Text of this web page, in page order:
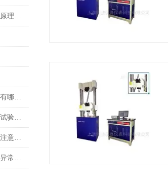
液压万能材料试验机的核心原理是什么？
高速冲击试验机在使用时，有哪些注意的地方
哪些原因会影响到高温材料试验机的结果
扭转破坏负荷试验机的使用注意事项有哪些
淋雨防水等级试验箱的出现异常怎样解决